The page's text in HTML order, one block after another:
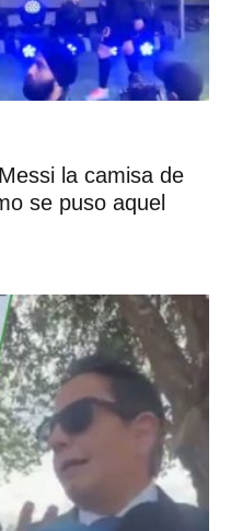
la camisa de
se puso aquel